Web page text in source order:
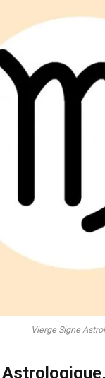
Vierge Signe